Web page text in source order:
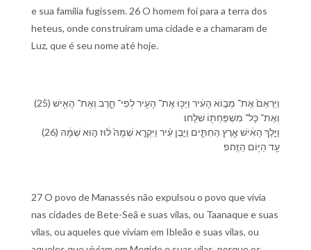
e sua família fugissem. 26 O homem foi para a terra dos
heteus, onde construíram uma cidade e a chamaram de
Luz, que é seu nome até hoje.
(25) וַ⁠יַּרְאֵ⁠ם֙ אֶת־ מְב֣וֹא הָ⁠עִ֔יר וַ⁠יַּכּ֥וּ אֶת־ הָ⁠עִ֖יר לְ⁠פִי־ חָ֑רֶב וְ⁠אֶת־ הָ⁠אִ֥ישׁ
וְ⁠אֶת־ כָּל־ מִשְׁפַּחְתּ֖⁠וֹ שִׁלֵּֽחוּ׃
(26) וַ⁠יֵּ֣לֶךְ הָ⁠אִ֔ישׁ אֶ֖רֶץ הַ⁠חִתִּ֑ים וַ⁠יִּ֣בֶן עִ֗יר וַ⁠יִּקְרָ֤א שְׁמָ⁠הּ֙ ל֔וּז ה֣וּא שְׁמָ֔⁠הּ
עַ֖ד הַ⁠יּ֥וֹם הַ⁠זֶּֽה׃פ
27 O povo de Manassés não expulsou o povo que vivia
nas cidades de Bete-Seã e suas vilas, ou Taanaque e suas
vilas, ou aqueles que viviam em Ibleão e suas vilas, ou